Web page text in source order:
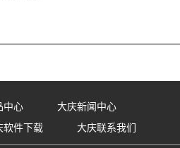
中心
大庆新闻中心
软件下载 大庆联系我们